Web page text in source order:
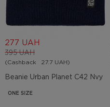
Beanie Urban Planet C42 Nvy
395 UAH
277 UAH
(Cashback 27.7 UAH)
ONE SIZE